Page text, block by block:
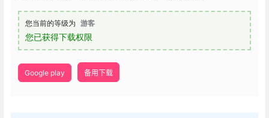
您当前的等级为 游客
您已获得下载权限
Google play 备用下载